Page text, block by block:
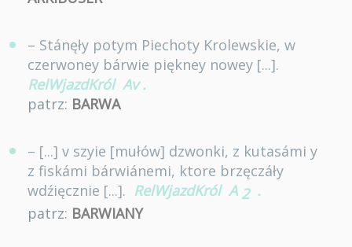
– Stánęły potym Piechoty Krolewskie, w
czerwoney bárwie piękney nowey [...].
RelWjazdKról Av .
patrz: BARWA
– [...] v szyie [mułów] dzwonki, z kutasámi y
z fiskámi bárwiánemi, ktore brzęczáły
wdźięcznie [...]. RelWjazdKról A 2 .
patrz: BARWIANY